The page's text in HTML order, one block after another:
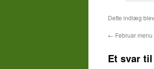
Dette indlæg
← Februar menu
Et svar til